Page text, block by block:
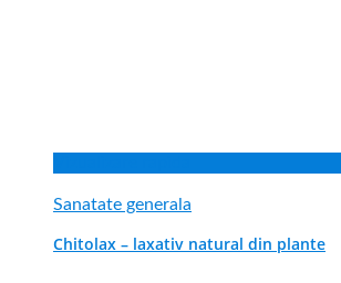
Sanatate generala
Chitolax – laxativ natural din plante